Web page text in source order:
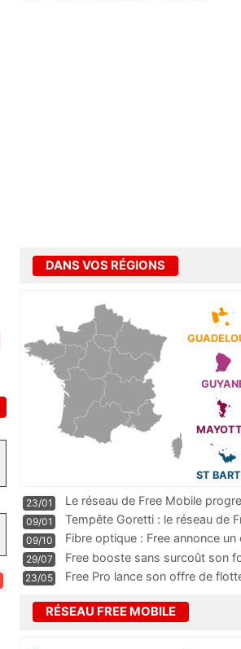
DANS VOS RÉGIONS
ST
23/01
Le réseau de Free Mobile
m
09/01
Tempête Goretti : le réseau de
09/10
Fibre optique : Free annonce
pass
29/07
Free booste sans surcoût son
23/05 Free Pro lance son offre de
RÉSEAU FREE MOBILE